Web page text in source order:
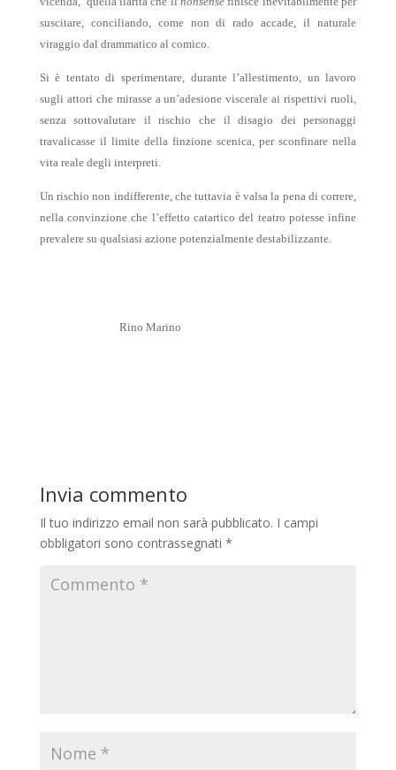
suscitare, conciliando, come non di rado accade, il naturale
viraggio dal drammatico al comico.
Si è tentato di sperimentare, durante l’allestimento, un lavoro
sugli attori che mirasse a un’adesione viscerale ai rispettivi ruoli,
senza sottovalutare il rischio che il disagio dei personaggi
travalicasse il limite della finzione scenica, per sconfinare nella
vita reale degli interpreti.
Un rischio non indifferente, che tuttavia è valsa la pena di correre,
nella convinzione che l’effetto catartico del teatro potesse infine
prevalere su qualsiasi azione potenzialmente destabilizzante.
Rino Marino
Invia commento
Il tuo indirizzo email non sarà pubblicato. I campi
obbligatori sono contrassegnati *